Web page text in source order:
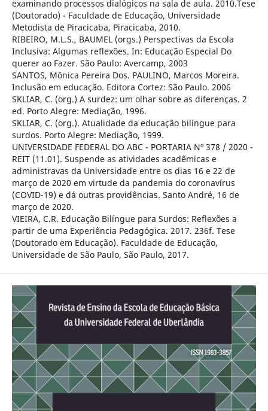
examinando processos dialógicos na sala de aula. 2010.Tese
(Doutorado) - Faculdade de Educação, Universidade
Metodista de Piracicaba, Piracicaba, 2010.
RIBEIRO, M.L.S., BAUMEL (orgs.) Perspectivas da Escola
Inclusiva: Algumas reflexões. In: Educação Especial Do
querer ao Fazer. São Paulo: Avercamp, 2003
SANTOS, Mônica Pereira Dos. PAULINO, Marcos Moreira.
Inclusão em educação. Editora Cortez: São Paulo. 2006
SKLIAR, C. (org.) A surdez: um olhar sobre as diferenças. 2
ed. Porto Alegre: Mediação, 1996.
SKLIAR, C. (org.). Atualidade da educação bilíngue para
surdos. Porto Alegre: Mediação, 1999.
UNIVERSIDADE FEDERAL DO ABC - PORTARIA Nº 378 / 2020 -
REIT (11.01). Suspende as atividades acadêmicas e
administravas da Universidade entre os dias 16 e 22 de
março de 2020 em virtude da pandemia do coronavírus
(COVID-19) e dá outras providências. Santo André, 16 de
março de 2020.
VIEIRA, C.R. Educação Bilíngue para Surdos: Reflexões a
partir de uma Experiência Pedagógica. 2017. 236f. Tese
(Doutorado em Educação). Faculdade de Educação,
Universidade de São Paulo, São Paulo, 2017.